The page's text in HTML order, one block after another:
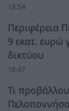
18:54
Περιφέρεια
9 εκατ. ευρώ
δικτύου
18:47
Τι